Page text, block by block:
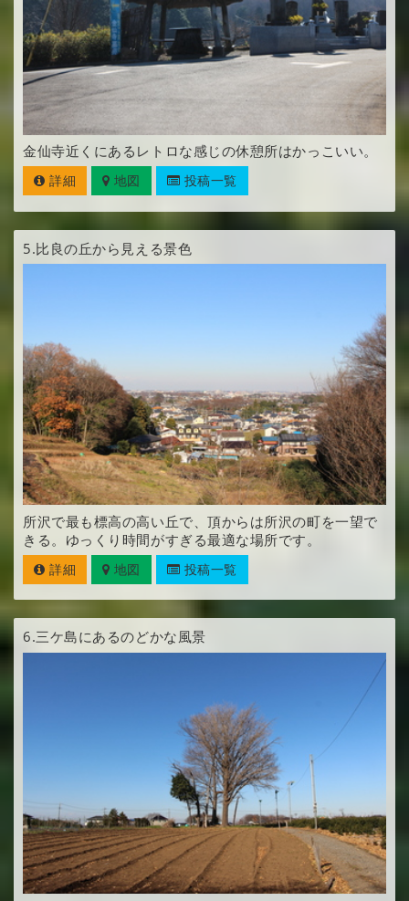
金仙寺近くにあるレトロな感じの休憩所はかっこいい。
詳細 地図 投稿一覧
5.比良の丘から見える景色
所沢で最も標高の高い丘で、頂からは所沢の町を一望で
きる。ゆっくり時間がすぎる最適な場所です。
詳細 地図 投稿一覧
6.三ケ島にあるのどかな風景